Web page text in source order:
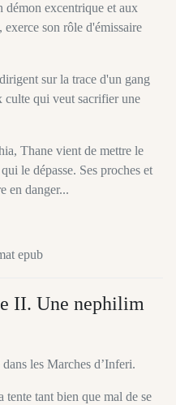
démon excentrique et aux
exerce son rôle d'émissaire
sur la trace d'un gang
culte qui veut sacrifier une
Thane vient de mettre le
le dépasse. Ses proches et
en danger...
epub
II. Une nephilim
les Marches d’Inferi.
tant bien que mal de se